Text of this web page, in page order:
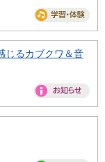
じるカブクワ＆音